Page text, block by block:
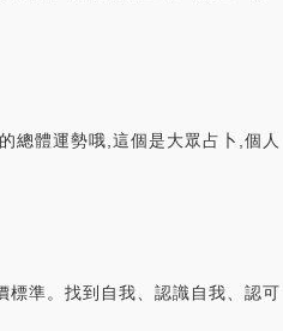
總體運勢哦,這個是大眾占卜,個人
準。找到自我、認識自我、認可